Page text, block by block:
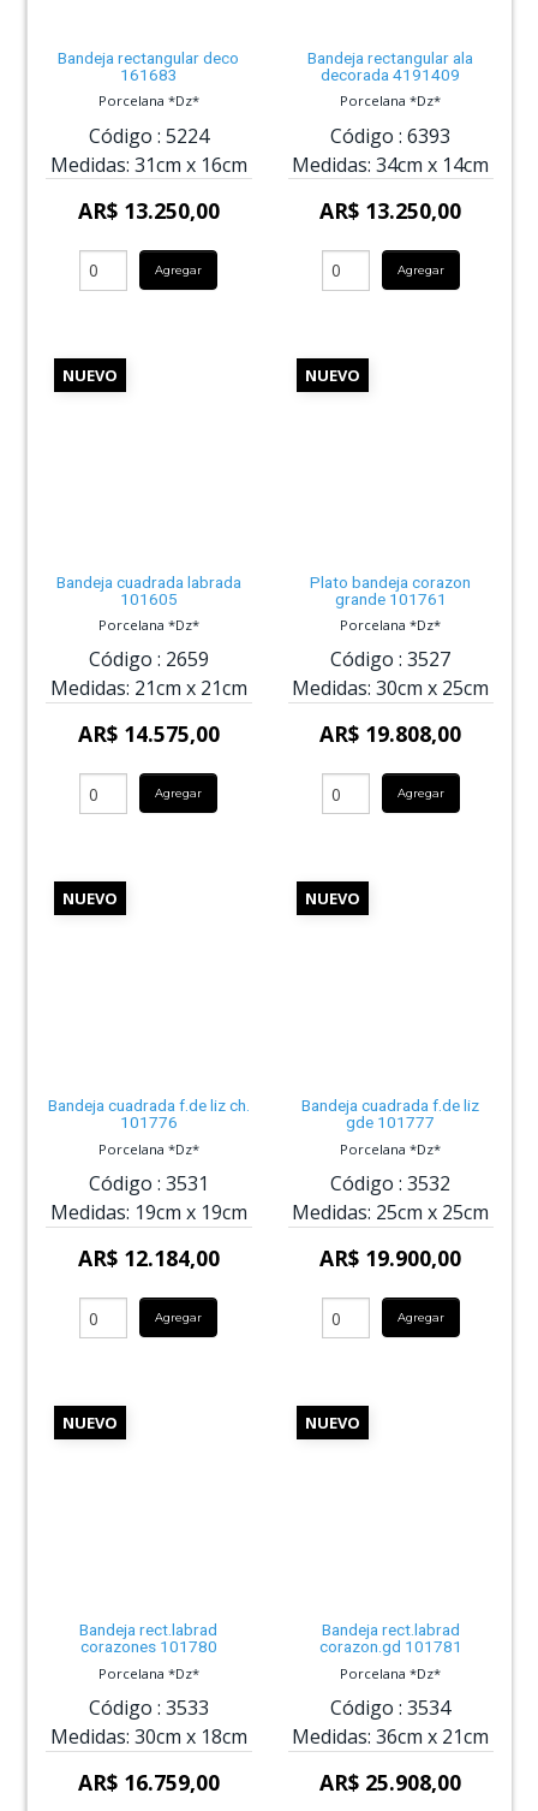
Bandeja rectangular deco
161683
Porcelana *Dz*
Código : 5224
Medidas: 31cm x 16cm
AR$ 13.250,00
Agregar
Bandeja rectangular ala
decorada 4191409
Porcelana *Dz*
Código : 6393
Medidas: 34cm x 14cm
AR$ 13.250,00
Agregar
NUEVO
Bandeja cuadrada labrada
101605
Porcelana *Dz*
Código : 2659
Medidas: 21cm x 21cm
AR$ 14.575,00
Agregar
NUEVO
Plato bandeja corazon
grande 101761
Porcelana *Dz*
Código : 3527
Medidas: 30cm x 25cm
AR$ 19.808,00
Agregar
NUEVO
Bandeja cuadrada f.de liz ch.
101776
Porcelana *Dz*
Código : 3531
Medidas: 19cm x 19cm
AR$ 12.184,00
Agregar
NUEVO
Bandeja cuadrada f.de liz
gde 101777
Porcelana *Dz*
Código : 3532
Medidas: 25cm x 25cm
AR$ 19.900,00
Agregar
NUEVO
Bandeja rect.labrad
corazones 101780
Porcelana *Dz*
Código : 3533
Medidas: 30cm x 18cm
AR$ 16.759,00
NUEVO
Bandeja rect.labrad
corazon.gd 101781
Porcelana *Dz*
Código : 3534
Medidas: 36cm x 21cm
AR$ 25.908,00